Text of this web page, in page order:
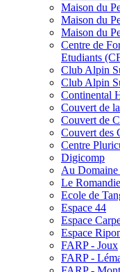
Maison du
Maison du
Maison du
Centre de
Etudiants
Club Alpin
Club Alpin
Continental
Couvert de
Couvert de
Couvert des
Centre
Digicomp
Au Domaine
Le
Ecole de
Espace 44
Espace
Espace
FARP - Joux
FARP -